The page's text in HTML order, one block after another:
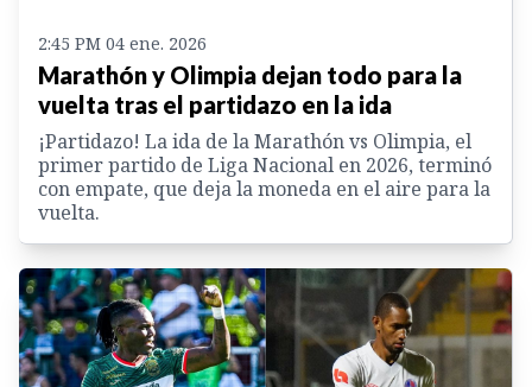
2:45 PM 04 ene. 2026
Marathón y Olimpia dejan todo para la
vuelta tras el partidazo en la ida
¡Partidazo! La ida de la Marathón vs Olimpia, el
primer partido de Liga Nacional en 2026, terminó
con empate, que deja la moneda en el aire para la
vuelta.